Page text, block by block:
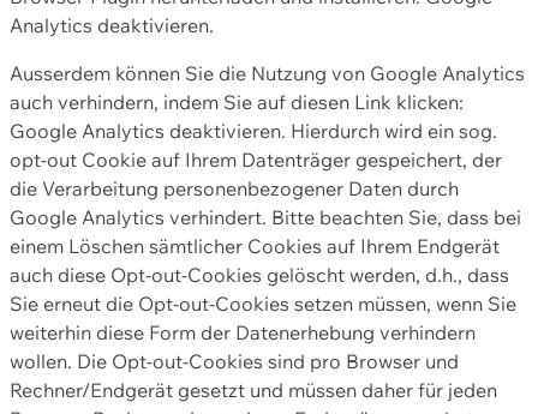
Analytics deaktivieren.
Ausserdem können Sie die Nutzung von Google Analytics
auch verhindern, indem Sie auf diesen Link klicken:
Google Analytics deaktivieren. Hierdurch wird ein sog.
opt-out Cookie auf Ihrem Datenträger gespeichert, der
die Verarbeitung personenbezogener Daten durch
Google Analytics verhindert. Bitte beachten Sie, dass bei
einem Löschen sämtlicher Cookies auf Ihrem Endgerät
auch diese Opt-out-Cookies gelöscht werden, d.h., dass
Sie erneut die Opt-out-Cookies setzen müssen, wenn Sie
weiterhin diese Form der Datenerhebung verhindern
wollen. Die Opt-out-Cookies sind pro Browser und
Rechner/Endgerät gesetzt und müssen daher für jeden